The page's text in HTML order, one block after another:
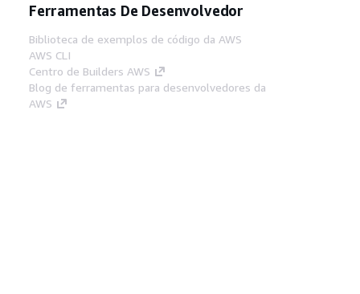
Ferramentas De Desenvolvedor
Biblioteca de exemplos de código da AWS
AWS CLI
Centro de Builders AWS
Blog de ferramentas para desenvolvedores da
AWS